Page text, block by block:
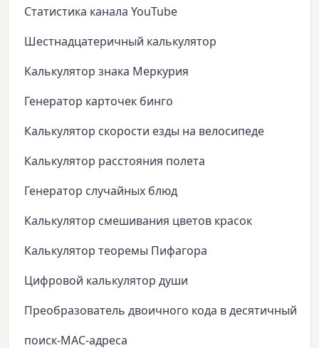
Статистика канала YouTube
Шестнадцатеричный калькулятор
Калькулятор знака Меркурия
Генератор карточек бинго
Калькулятор скорости езды на велосипеде
Калькулятор расстояния полета
Генератор случайных блюд
Калькулятор смешивания цветов красок
Калькулятор теоремы Пифагора
Цифровой калькулятор души
Преобразователь двоичного кода в десятичный
поиск-MAC-адреса